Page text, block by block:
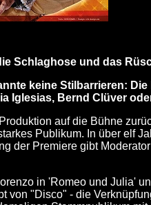
Schlaghose und das
keine Stilbarrieren:
Iglesias, Bernd Clüver
auf die Bühne
Publikum. In über elf
der Premiere gibt
in 'Romeo und Julia'
von "Disco" - die